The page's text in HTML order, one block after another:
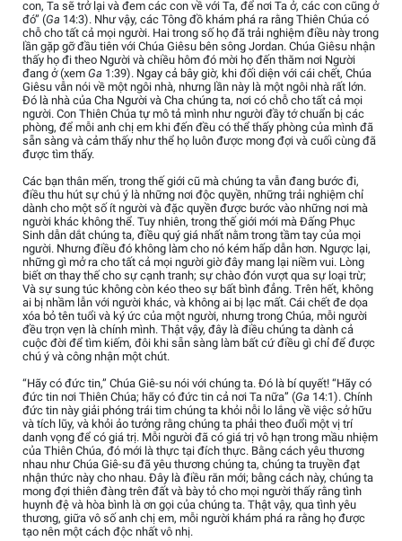
con, Ta sẽ trở lại và đem các con về với Ta, để nơi Ta ở, các con cũng ở
đó” (Ga 14:3). Như vậy, các Tông đồ khám phá ra rằng Thiên Chúa có
chỗ cho tất cả mọi người. Hai trong số họ đã trải nghiệm điều này trong
lần gặp gỡ đầu tiên với Chúa Giêsu bên sông Jordan. Chúa Giêsu nhận
thấy họ đi theo Người và chiều hôm đó mời họ đến thăm nơi Người
đang ở (xem Ga 1:39). Ngay cả bây giờ, khi đối diện với cái chết, Chúa
Giêsu vẫn nói về một ngôi nhà, nhưng lần này là một ngôi nhà rất lớn.
Đó là nhà của Cha Người và Cha chúng ta, nơi có chỗ cho tất cả mọi
người. Con Thiên Chúa tự mô tả mình như người đầy tớ chuẩn bị các
phòng, để mỗi anh chị em khi đến đều có thể thấy phòng của mình đã
sẵn sàng và cảm thấy như thể họ luôn được mong đợi và cuối cùng đã
được tìm thấy.
Các bạn thân mến, trong thế giới cũ mà chúng ta vẫn đang bước đi,
điều thu hút sự chú ý là những nơi độc quyền, những trải nghiệm chỉ
dành cho một số ít người và đặc quyền được bước vào những nơi mà
người khác không thể. Tuy nhiên, trong thế giới mới mà Đấng Phục
Sinh dẫn dắt chúng ta, điều quý giá nhất nằm trong tầm tay của mọi
người. Nhưng điều đó không làm cho nó kém hấp dẫn hơn. Ngược lại,
những gì mở ra cho tất cả mọi người giờ đây mang lại niềm vui. Lòng
biết ơn thay thế cho sự cạnh tranh; sự chào đón vượt qua sự loại trừ;
Và sự sung túc không còn kéo theo sự bất bình đẳng. Trên hết, không
ai bị nhầm lẫn với người khác, và không ai bị lạc mất. Cái chết đe dọa
xóa bỏ tên tuổi và ký ức của một người, nhưng trong Chúa, mỗi người
đều trọn vẹn là chính mình. Thật vậy, đây là điều chúng ta dành cả
cuộc đời để tìm kiếm, đôi khi sẵn sàng làm bất cứ điều gì chỉ để được
chú ý và công nhận một chút.
“Hãy có đức tin,” Chúa Giê-su nói với chúng ta. Đó là bí quyết! “Hãy có
đức tin nơi Thiên Chúa; hãy có đức tin cả nơi Ta nữa” (Ga 14:1). Chính
đức tin này giải phóng trái tim chúng ta khỏi nỗi lo lắng về việc sở hữu
và tích lũy, và khỏi ảo tưởng rằng chúng ta phải theo đuổi một vị trí
danh vọng để có giá trị. Mỗi người đã có giá trị vô hạn trong mầu nhiệm
của Thiên Chúa, đó mới là thực tại đích thực. Bằng cách yêu thương
nhau như Chúa Giê-su đã yêu thương chúng ta, chúng ta truyền đạt
nhận thức này cho nhau. Đây là điều răn mới; bằng cách này, chúng ta
mong đợi thiên đàng trên đất và bày tỏ cho mọi người thấy rằng tình
huynh đệ và hòa bình là ơn gọi của chúng ta. Thật vậy, qua tình yêu
thương, giữa vô số anh chị em, mỗi người khám phá ra rằng họ được
tạo nên một cách độc nhất vô nhị.